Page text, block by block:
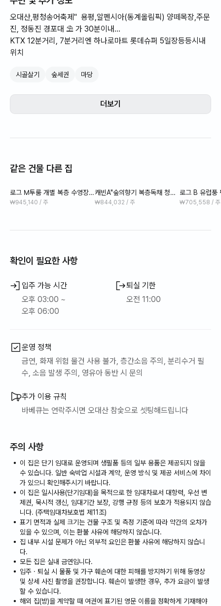
오대산,평청송어축제" 용평,알펜시아(동계올림픽) 양떼목장,주문
진, 정동진 경포대 ⛱️ 가 30분이내...
KTX 12분거리, 7분거리엔 하나로마트 롯데슈퍼 5일장등등시내
위치
시골살기 숲세권 마당
더보기
같은 건물 다른 집
로그 M투룸 개별 복층 수영장이
내 안에 있는 숲속의 정원
₩945,140 / 주
캐빈A"숲의향기 복층독채 청정
지역.퀸침대룸 아래층 방
₩844,032 / 주
로그 B 유럽풍
₩705,558 / 주
확인이 필요한 사항
입주 가능 시간
오후 03:00 ~
오후 06:00
퇴실 기한
오전 11:00
운영 정책
금연, 화재 위험 물건 사용 불가, 층간소음 주의, 분리수거 필
수, 소음 발생 주의, 영유아 동반 시 문의
추가 이용 규칙
바베큐는 연락주시면 오대산 참숯으로 셋팅해드립니다
주의 사항
이 집은 단기 임대로 운영되며 생필품 등의 일부 용품은 제공되지 않을
수 있습니다. 일반 숙박업 시설과 계약, 운영 방식 및 제공 서비스에 차이
가 있으니 확인해주시기 바랍니다.
이 집은 일시사용(단기임대)을 목적으로 한 임대차로서 대항력, 우선 변
제권, 묵시적 갱신, 임대기간 보장, 강행 규정 등의 보호가 적용되지 않습
니다. (주택임대차보호법 제11조)
표기 면적과 실제 크기는 건물 구조 및 측정 기준에 따라 약간의 오차가
있을 수 있으며, 이는 환불 사유에 해당하지 않습니다.
집 내부 시설 문제가 아닌 외부적 요인은 환불 사유에 해당하지 않습니
다.
모든 집은 실내 금연입니다.
입주 · 퇴실 시 물품 및 가구 훼손에 대한 피해를 방지하기 위해 동영상
및 상세 사진 촬영을 권장합니다. 훼손이 발생한 경우, 추가 요금이 발생
할 수 있습니다.
해외 집(방)을 계약할 때 여권에 표기된 영문 이름을 정확하게 기재해야